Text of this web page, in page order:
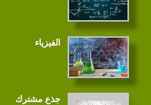
الفيزياء
جذع مشترك